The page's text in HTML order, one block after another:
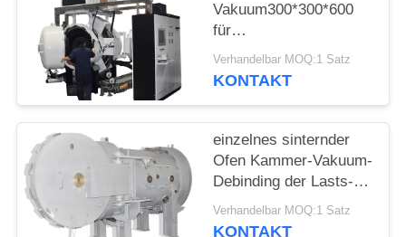
Vakuum300*300*600
für
Legierungspulvermaterialien
Verhandelbar MOQ:1 Satz
KONTAKT
einzelnes sinternder
Ofen Kammer-Vakuum-
Debinding der Lasts-
500kg für Edelstahl
Verhandelbar MOQ:1 Satz
KONTAKT